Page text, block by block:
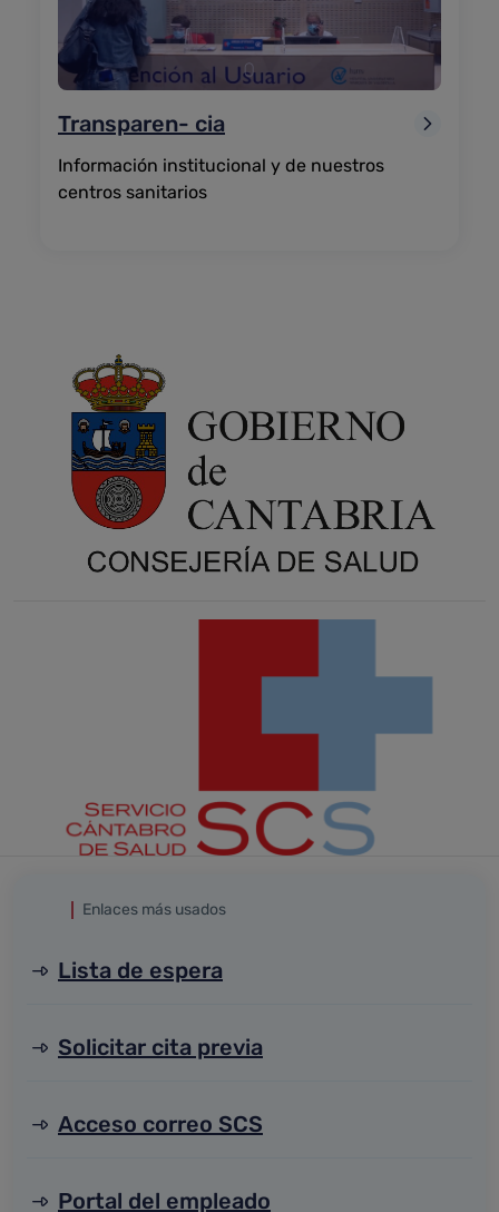
Transparen- cia
Información institucional y de nuestros
centros sanitarios
Enlaces más usados
Lista de espera
Solicitar cita previa
Acceso correo SCS
Portal del empleado